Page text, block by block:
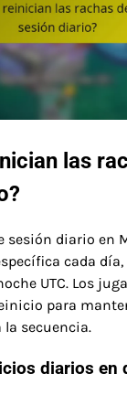
las
sesión diario en
cada
UTC. Los
para
la secuencia.
diarios en